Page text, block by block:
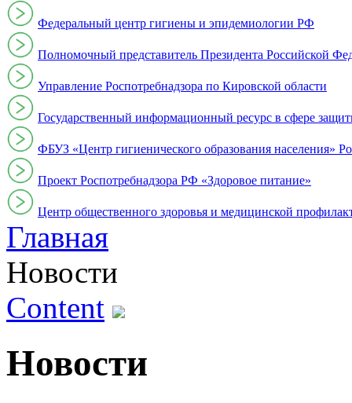
Федеральный центр гигиены и эпидемиологии РФ
Полномочный представитель Президента Российской
Управление Роспотребнадзора по Кировской области
Государственный информационный ресурс в сфере
ФБУЗ «Центр гигиенического образования населения»
Проект Роспотребнадзора РФ «Здоровое питание»
Центр общественного здоровья и медицинской
Главная
Новости
Content
Новости